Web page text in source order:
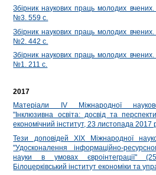
Збірник наукових праць молодих
№3. 559 с.
Збірник наукових праць молодих
№2. 442 с.
Збірник наукових праць молодих
№1. 211 с.
2017
Матеріали ІV Міжнародної
"Інклюзивна освіта: досвід та
економічний інститут, 23 листопада 2017
Тези доповідей ХІХ Міжнародної
"Удосконалення інформаційно-
науки в умовах євроінтеграції"
Білоцерківський інститут економіки та